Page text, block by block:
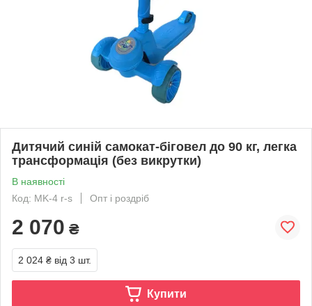
Дитячий синій самокат-біговел до 90 кг, легка
трансформація (без викрутки)
В наявності
Код: MK-4 r-s
Опт і роздріб
2 070 ₴
2 024 ₴ від 3 шт.
Купити